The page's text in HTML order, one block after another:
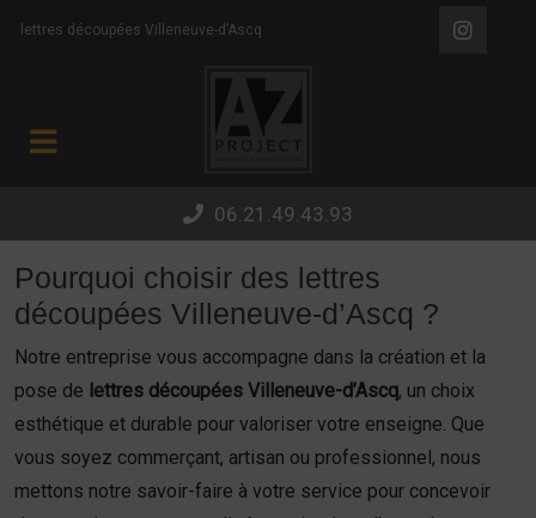
lettres découpées Villeneuve-d’Ascq
06.21.49.43.93
Pourquoi choisir des lettres
découpées Villeneuve-d’Ascq ?
Notre entreprise vous accompagne dans la création et la
pose de lettres découpées Villeneuve-d’Ascq, un choix
esthétique et durable pour valoriser votre enseigne. Que
vous soyez commerçant, artisan ou professionnel, nous
mettons notre savoir-faire à votre service pour concevoir